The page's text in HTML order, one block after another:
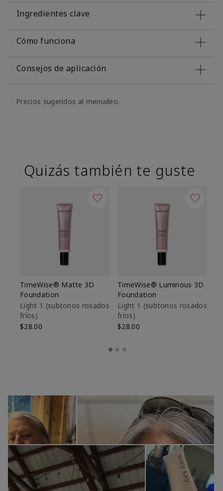
Ingredientes clave
Cómo funciona
Consejos de aplicación
Precios sugeridos al menudeo.
Quizás también te guste
TimeWise® Matte 3D
Foundation
Light 1​ (subtonos rosados
fríos)
$28.00
TimeWise® Luminous 3D
Foundation
Light 1​ (subtonos rosados
fríos)
$28.00